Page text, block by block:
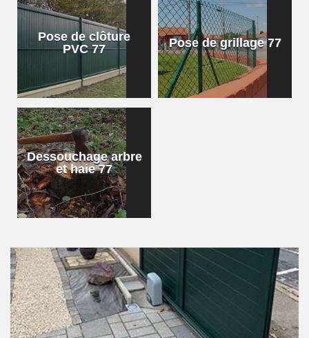
Pose de clôture
PVC 77
Pose de grillage 77
Dessouchage arbre
et haie 77